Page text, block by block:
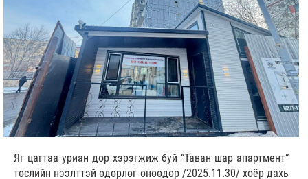
Яг цагтаа уриан дор хэрэгжиж буй “Таван шар апартмент”
төслийн нээлттэй өдөрлөг өнөөдөр /2025.11.30/ хоёр дахь